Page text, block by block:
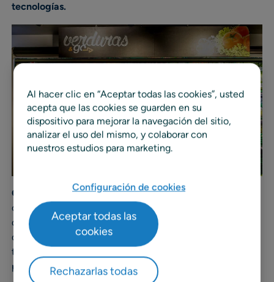
tecnologías.
Grupo DIA
, la red líder en supermercados de proximidad,
con operaciones en España, Portugal, Brasil y Argentina
que suministra a 6.626 tiendas propias y franquiciadas
desde sus 29 almacenes, ha iniciado un proceso de
transformación de su negocio hacia un retail de
proximidad moderno y atractivo.
Al hacer clic en “Aceptar todas las cookies”, usted
acepta que las cookies se guarden en su
dispositivo para mejorar la navegación del sitio,
analizar el uso del mismo, y colaborar con
nuestros estudios para marketing.
Configuración de cookies
Rechazarlas todas
Aceptar todas las
cookies